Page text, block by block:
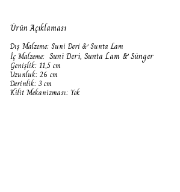
Ürün Açıklaması
Dış Malzeme: Suni Deri & Sunta Lam
İç Malzeme: Suni Deri, Sunta Lam & Sünger
Genişlik: 11,5 cm
Uzunluk: 26 cm
Derinlik: 3 cm
Kilit Mekanizması: Yok